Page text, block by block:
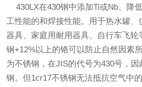
430LX在430钢中添加Ti或Nb、降
工性能的和焊接性能。用于热水罐、
器具、家庭用耐用器具、自行车飞轮
钢+12%以上的铬可以防止自然因素
为不锈钢，在JIS的代号为430号，因
钢。但1cr17不锈钢无法抵抗空气中